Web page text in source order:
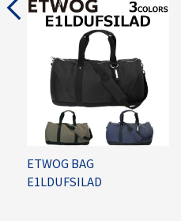
ETWOG BAG
E1LDUFSILAD